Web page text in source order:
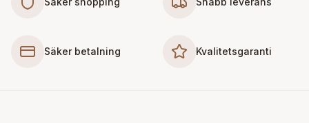
Säker betalning Kvalitetsgaranti